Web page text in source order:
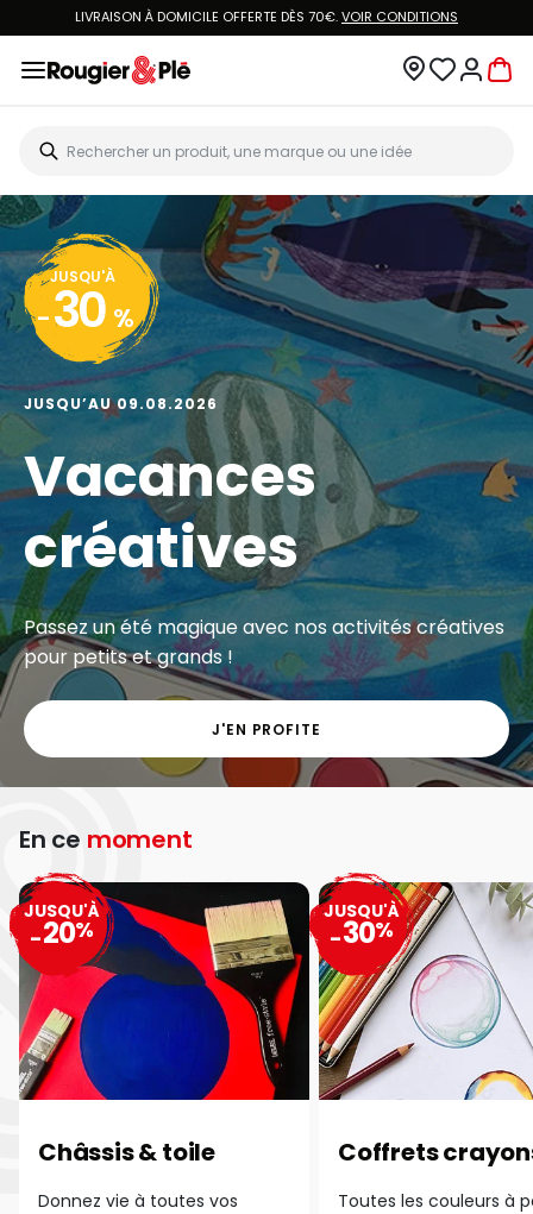
LIVRAISON À DOMICILE OFFERTE DÈS 70€.VOIR CONDITIONS
JUSQU'À
- 30 %
JUSQU’AU 09.08.2026
Vacances
créatives
Passez un été magique avec nos activités créatives
pour petits et grands !
J'EN PROFITE
En ce moment
Châssis & toile
Donnez vie à toutes vos
JUSQU'À
-20%
Coffrets
Toutes les couleurs à
JUSQU'À
-30%